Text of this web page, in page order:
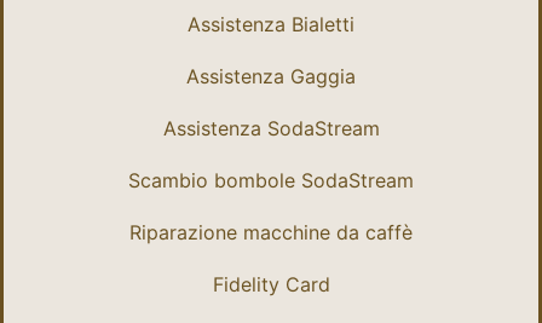
Assistenza Bialetti
Assistenza Gaggia
Assistenza SodaStream
Scambio bombole SodaStream
Riparazione macchine da caffè
Fidelity Card